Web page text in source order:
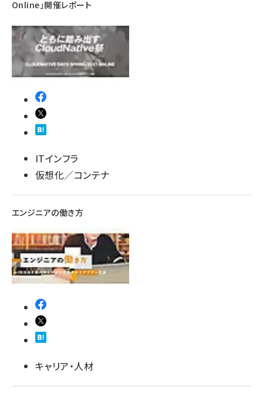
Online」開催レポート
ITインフラ
仮想化／コンテナ
エンジニアの働き方
キャリア・人材